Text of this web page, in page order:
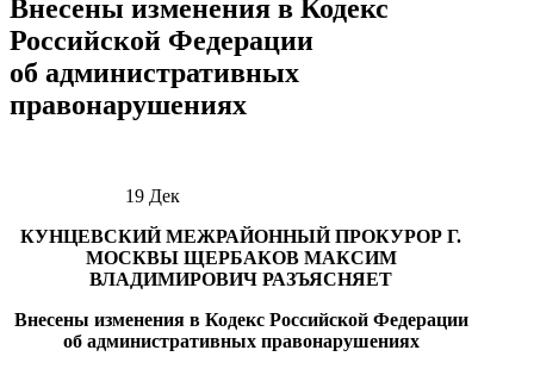
Внесены изменения в Кодекс
Российской Федерации
об административных
правонарушениях
19 Дек
КУНЦЕВСКИЙ МЕЖРАЙОННЫЙ ПРОКУРОР Г.
МОСКВЫ ЩЕРБАКОВ МАКСИМ
ВЛАДИМИРОВИЧРАЗЪЯСНЯЕТ
Внесены изменения в Кодекс Российской Федерации
об административных правонарушениях